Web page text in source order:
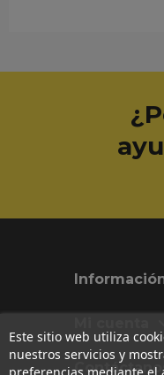
Este sitio web utiliza
nuestros servicios y